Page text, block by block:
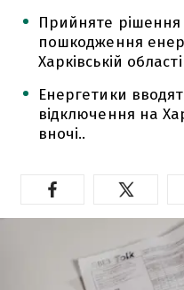
Прийняте
пошкодження
Харківській
Енергетики
відключення на
вночі..